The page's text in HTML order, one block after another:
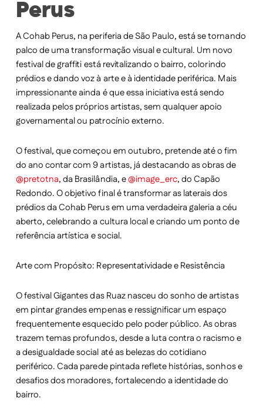
Perus
A Cohab Perus, na periferia de São Paulo, está se tornando
palco de uma transformação visual e cultural. Um novo
festival de graffiti está revitalizando o bairro, colorindo
prédios e dando voz à arte e à identidade periférica. Mais
impressionante ainda é que essa iniciativa está sendo
realizada pelos próprios artistas, sem qualquer apoio
governamental ou patrocínio externo.
O festival, que começou em outubro, pretende até o fim
do ano contar com 9 artistas, já destacando as obras de
@pretotna, da Brasilândia, e@image_erc, do Capão
Redondo. O objetivo final é transformar as laterais dos
prédios da Cohab Perus em uma verdadeira galeria a céu
aberto, celebrando a cultura local e criando um ponto de
referência artística e social.
Arte com Propósito: Representatividade e Resistência
O festival Gigantes das Ruaz nasceu do sonho de artistas
em pintar grandes empenas e ressignificar um espaço
frequentemente esquecido pelo poder público. As obras
trazem temas profundos, desde a luta contra o racismo e
a desigualdade social até as belezas do cotidiano
periférico. Cada parede pintada reflete histórias, sonhos e
desafios dos moradores, fortalecendo a identidade do
bairro.